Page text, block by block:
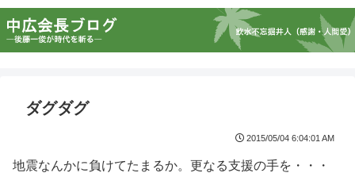
ダグダグ
2015/05/04 6:04:01 AM
地震なんかに負けてたまるか。更なる支援の手を・・・